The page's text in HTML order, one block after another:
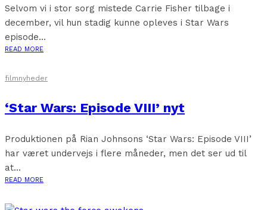
Selvom vi i stor sorg mistede Carrie Fisher tilbage i
december, vil hun stadig kunne opleves i Star Wars
episode...
READ MORE
filmnyheder
‘Star Wars: Episode VIII’ nyt
Produktionen på Rian Johnsons ‘Star Wars: Episode VIII’
har været undervejs i flere måneder, men det ser ud til
at...
READ MORE